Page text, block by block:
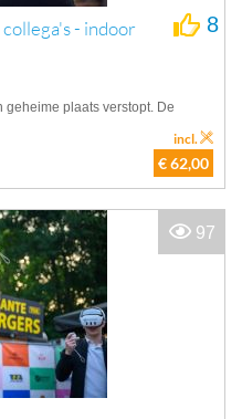
- indoor
8
geheime plaats verstopt. De
€ 62,00
incl.
97